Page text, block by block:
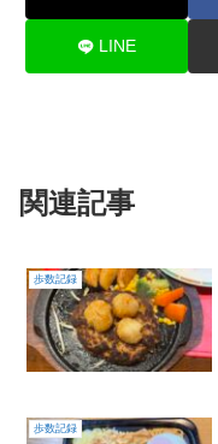
LINE
関連記事
歩数記録
歩数記録